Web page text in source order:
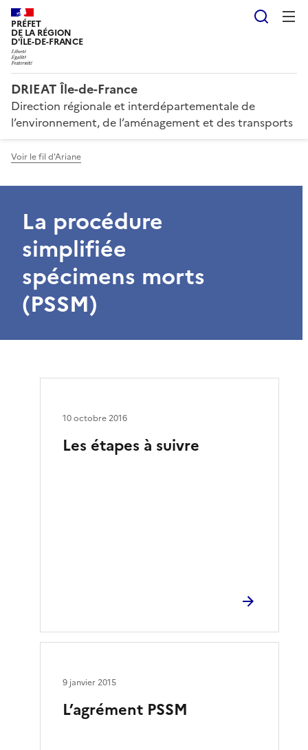
PRÉFET
DE LA RÉGION
D'ÎLE-DE-FRANCE
DRIEAT Île-de-France
Direction régionale et interdépartementale de
l’environnement, de l’aménagement et des transports
Voir le fil d'Ariane
La procédure
simplifiée
spécimens morts
(PSSM)
Les étapes à suivre
10 octobre 2016
L’agrément PSSM
9 janvier 2015